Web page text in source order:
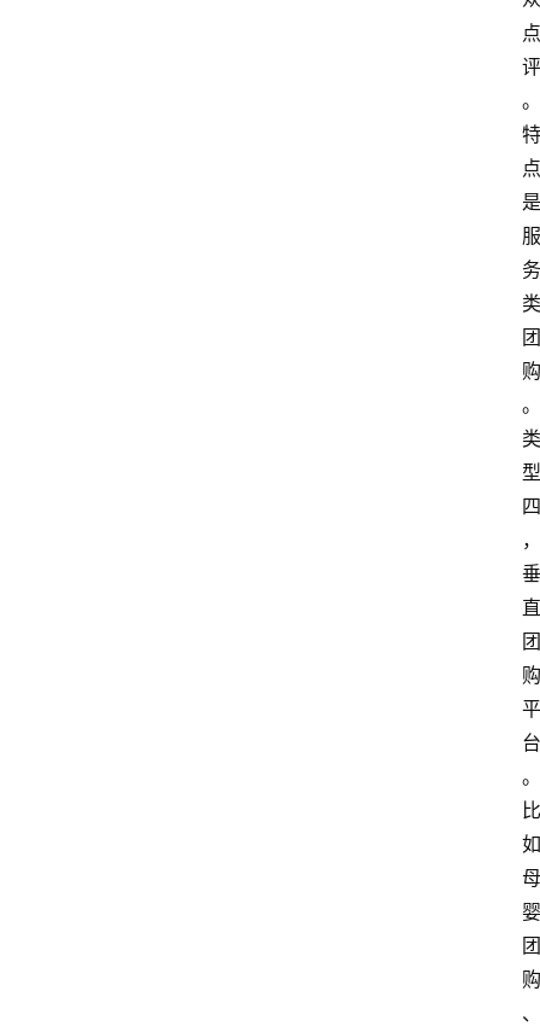
点
评
。
特
点
是
服
务
类
团
购
。
类
型
四
，
垂
直
团
购
平
台
。
比
如
母
婴
团
购
、